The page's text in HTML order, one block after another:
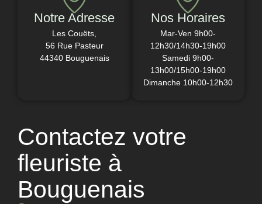
Notre Adresse
Les Couëts,
56 Rue Pasteur
44340 Bouguenais
Nos Horaires
Mar-Ven 9h00-
12h30/14h30-19h00
Samedi 9h00-
13h00/15h00-19h00
Dimanche 10h00-12h30
Contactez votre
fleuriste à
Bouguenais